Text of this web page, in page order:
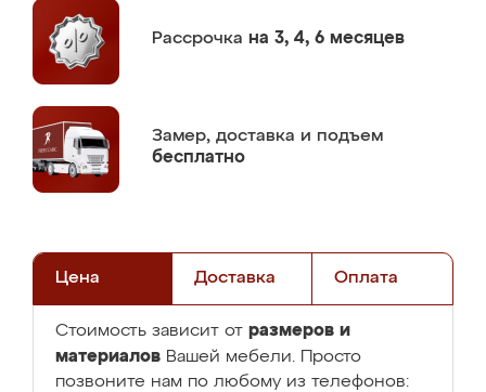
Рассрочка на 3, 4, 6 месяцев
Замер, доставка и подъем
бесплатно
Цена Доставка Оплата
Стоимость зависит от размеров и
материалов Вашей мебели. Просто
позвоните нам по любому из телефонов: